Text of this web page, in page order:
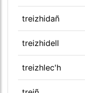
treizhidañ
treizhidell
treizhlec'h